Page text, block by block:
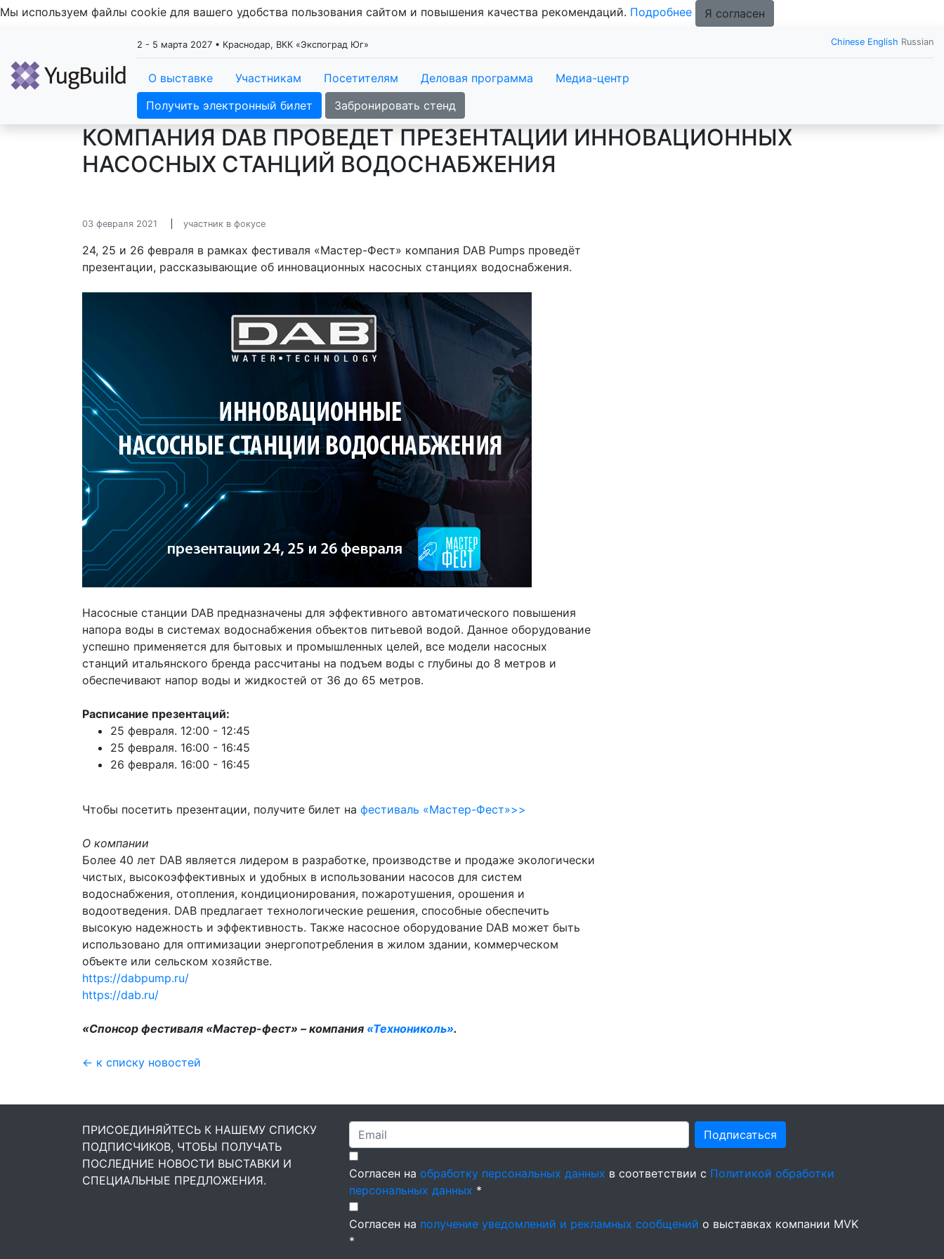
Мы используем файлы cookie для вашего удобства пользования сайтом и повышения качества рекомендаций. Подробнее Я согласен
2 - 5 марта 2027 • Краснодар, ВКК «Экспоград Юг» Chinese English Russian
О выставке Участникам Посетителям Деловая программа
Медиа-центр
Получить электронный билет
Забронировать стенд
КОМПАНИЯ DAB ПРОВЕДЕТ ПРЕЗЕНТАЦИИ ИННОВАЦИОННЫХ
НАСОСНЫХ СТАНЦИЙ ВОДОСНАБЖЕНИЯ
03 февраля 2021 участник в фокусе
24, 25 и 26 февраля в рамках фестиваля «Мастер-Фест» компания DAB Pumps проведёт
презентации, рассказывающие об инновационных насосных станциях водоснабжения.
Насосные станции DAB предназначены для эффективного автоматического повышения
напора воды в системах водоснабжения объектов питьевой водой. Данное оборудование
успешно применяется для бытовых и промышленных целей, все модели насосных
станций итальянского бренда рассчитаны на подъем воды с глубины до 8 метров и
обеспечивают напор воды и жидкостей от 36 до 65 метров.
Расписание презентаций:
25 февраля. 12:00 - 12:45
25 февраля. 16:00 - 16:45
26 февраля. 16:00 - 16:45
Чтобы посетить презентации, получите билет на фестиваль «Мастер-Фест»>>
О компании
Более 40 лет DAB является лидером в разработке, производстве и продаже экологически
чистых, высокоэффективных и удобных в использовании насосов для систем
водоснабжения, отопления, кондиционирования, пожаротушения, орошения и
водоотведения. DAB предлагает технологические решения, способные обеспечить
высокую надежность и эффективность. Также насосное оборудование DAB может быть
использовано для оптимизации энергопотребления в жилом здании, коммерческом
объекте или сельском хозяйстве.
https://dabpump.ru/
https://dab.ru/
«Спонсор фестиваля «Мастер-фест» – компания «Технониколь».
← к списку новостей
ПРИСОЕДИНЯЙТЕСЬ К НАШЕМУ СПИСКУ
ПОДПИСЧИКОВ, ЧТОБЫ ПОЛУЧАТЬ
ПОСЛЕДНИЕ НОВОСТИ ВЫСТАВКИ И
СПЕЦИАЛЬНЫЕ ПРЕДЛОЖЕНИЯ.
Подписаться
Согласен на обработку персональных данных в соответствии с Политикой обработки
персональных данных *
Согласен на получение уведомлений и рекламных сообщений о выставках компании MVK
*